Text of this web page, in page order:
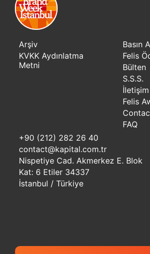
Arşiv
KVKK Aydınlatma
Metni
Basın
Felis
Bülten
S.S.S.
İletişim
Felis
FAQ
+90 (212) 282 26 40
contact@kapital.com.tr
Nispetiye Cad. Akmerkez E. Blok
Kat: 6 Etiler 34337
İstanbul / Türkiye